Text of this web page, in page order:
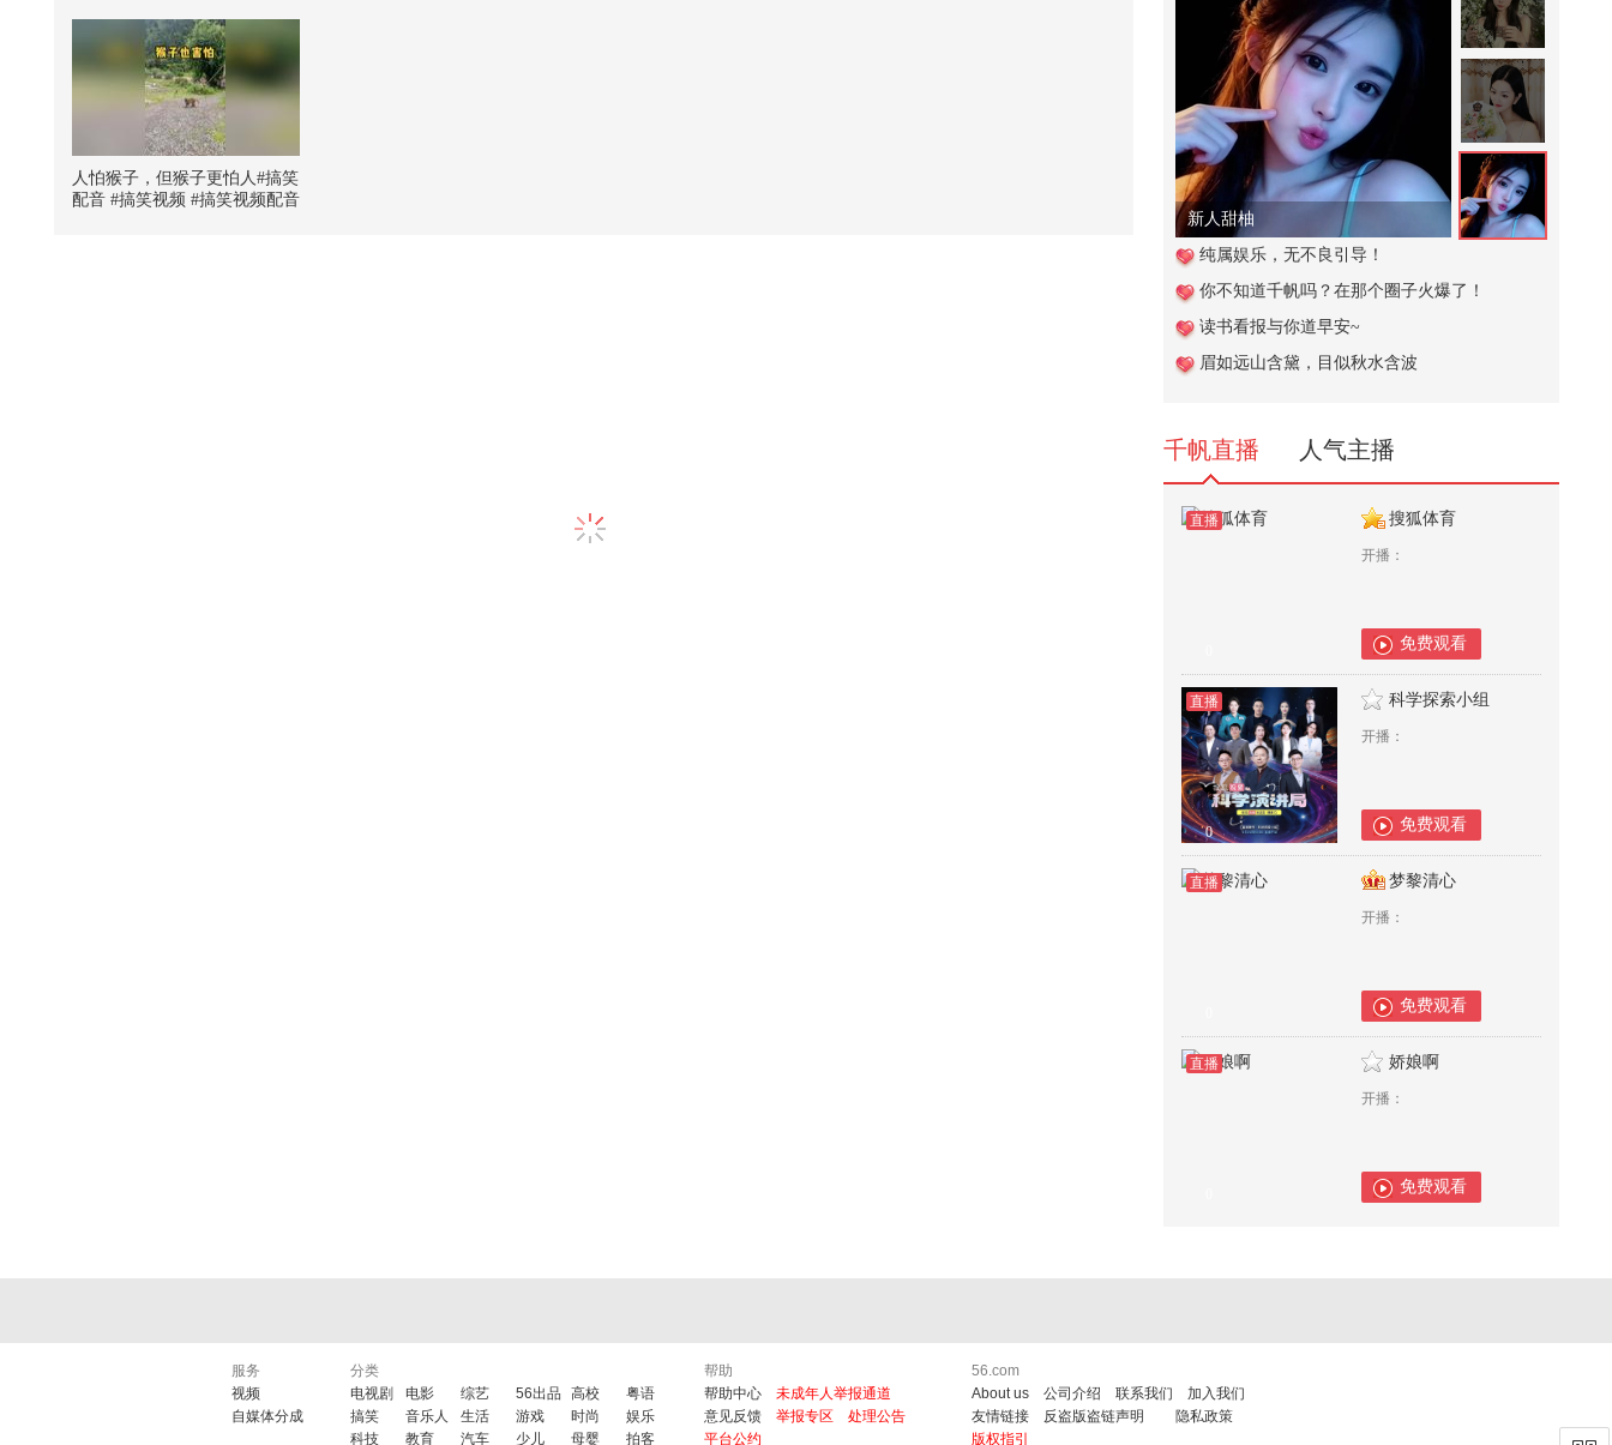
保持低调，避免危险#小游戏
3,991
周启生，天长地久，户外弹唱#春
日好景当歌
820
历史上神奇消失的五个人
721
【关注流星舞银河-江苏分赛区】团
体组-亚军 获奖组合幸运曲奇饼！...
新人甜柚
纯属娱乐，无不良引导！
你不知道千帆吗？在那个圈子火爆了！
读书看报与你道早安~
眉如远山含黛，目似秋水含波
千帆直播 人气主播
直播 搜狐体育
开播：
免费观看
直播
0
科学探索小组
开播：
免费观看
直播 梦黎清心
开播：
免费观看
直播 娇娘啊
开播：
免费观看
号转发到主页里了啊啊啊果然
春关是我的幸运星！#2026春季
搜狐视频关注流大会 #欢迎登
陆春关岛 #2026关注流舞蹈大
赛 @KPOP狐 @举个栗子ccc @
小丸子rowanwan @摩卡星冰兔
@素部鸟_推广图文版 @老公
王JEPUNG_QF @痘肤西施 @
张朝阳 @涛姐是女神 @阿畅酷
人怕猴子，但猴子更怕人#搞笑
配音 #搞笑视频 #搞笑视频配音
服务
视频
自媒体分成
分类
电视剧
电影 综艺 56出品 高校
粤语
搞笑
音乐人 生活 游戏 时尚
娱乐
科技
教育 汽车 少儿 母婴 拍客
帮助
帮助中心
未成年人举报通道
意见反馈
举报专区
处理公告
平台公约
56.com
About us
公司介绍 联系我们
加入我们
友情链接
反盗版盗链声明
隐私政策
版权指引